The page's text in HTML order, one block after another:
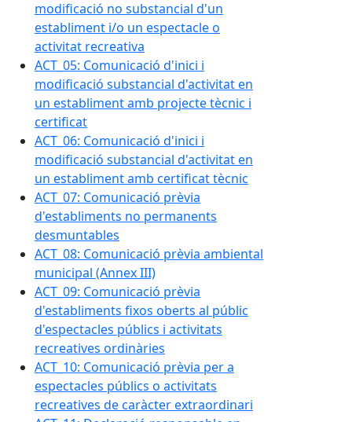
modificació no substancial d'un
establiment i/o un espectacle o
activitat recreativa
ACT_05: Comunicació d'inici i
modificació substancial d'activitat en
un establiment amb projecte tècnic i
certificat
ACT_06: Comunicació d'inici i
modificació substancial d'activitat en
un establiment amb certificat tècnic
ACT_07: Comunicació prèvia
d'establiments no permanents
desmuntables
ACT_08: Comunicació prèvia ambiental
municipal (Annex III)
ACT_09: Comunicació prèvia
d'establiments fixos oberts al públic
d'espectacles públics i activitats
recreatives ordinàries
ACT_10: Comunicació prèvia per a
espectacles públics o activitats
recreatives de caràcter extraordinari